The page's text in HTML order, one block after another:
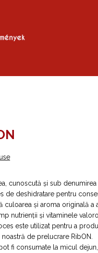
cunoscută și sub
de deshidratare pentru
culoarea și aroma originală a
nutrienții și vitaminele
este utilizat pentru a
de prelucrare RibON.
fi consumate la micul